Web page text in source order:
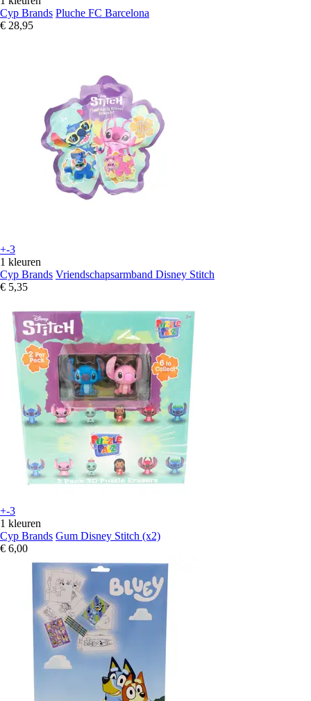
Cyp Brands Pluche FC Barcelona
€ 28,95
+-3
1 kleuren
Cyp Brands Vriendschapsarmband Disney Stitch
€ 5,35
+-3
1 kleuren
Cyp Brands Gum Disney Stitch (x2)
€ 6,00